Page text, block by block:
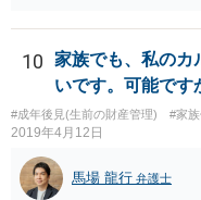
10
家族でも、私のカ
いです。可能です
#成年後見(生前の財産管理) #家
2019年4月12日
馬場 龍行 弁護士